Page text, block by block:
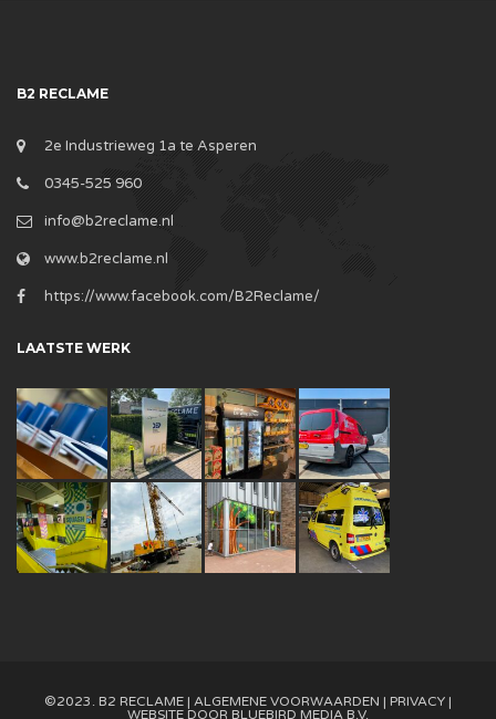
B2 RECLAME
2e Industrieweg 1a te Asperen
0345-525 960
info@b2reclame.nl
www.b2reclame.nl
https://www.facebook.com/B2Reclame/
LAATSTE WERK
©2023. B2 RECLAME | ALGEMENE VOORWAARDEN | PRIVACY |
WEBSITE DOOR BLUEBIRD MEDIA B.V.